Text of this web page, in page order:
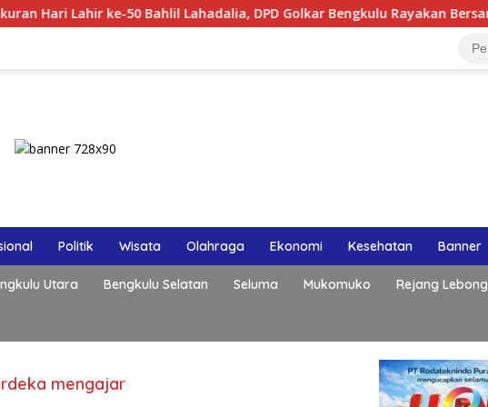
ke-50 Bahlil Lahadalia, DPD Golkar Bengkulu Rayakan Bersama Kader
Politik Wisata Olahraga Ekonomi Kesehatan Banner
Utara Bengkulu Selatan Seluma Mukomuko Rejang Lebong
mengajar